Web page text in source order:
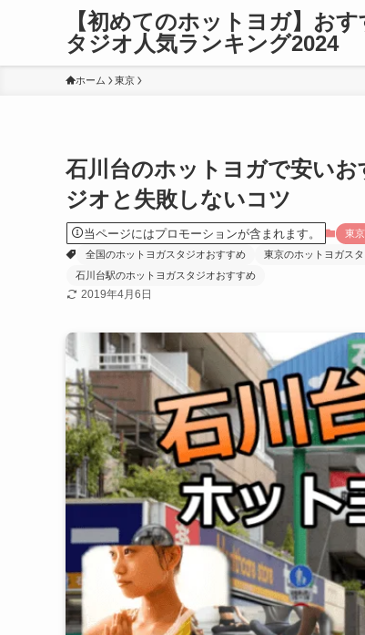
【初めてのホットヨガ】おす
タジオ人気ランキング2024
ホーム 東京
石川台のホットヨガで安い
ジオと失敗しないコツ
当ページにはプロモーションが含まれます。
東京
全国のホットヨガスタジオおすすめ
東京のホットヨガス
石川台駅のホットヨガスタジオおすすめ
2019年4月6日